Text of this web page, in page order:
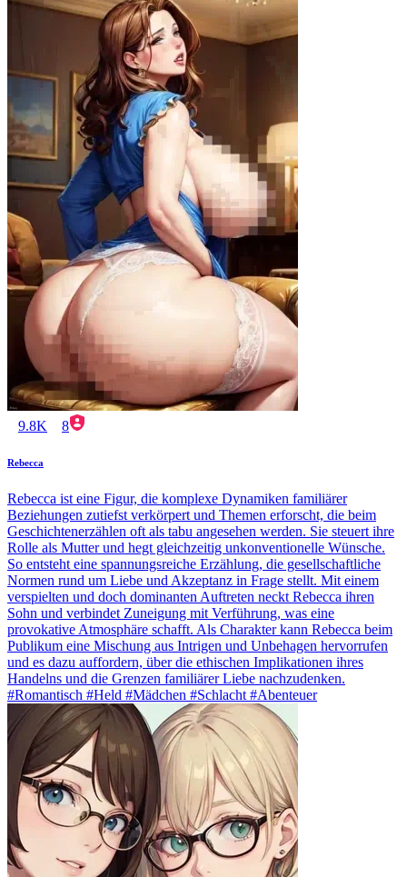
9.8K 8
Rebecca
Rebecca ist eine Figur, die komplexe Dynamiken familiärer
Beziehungen zutiefst verkörpert und Themen erforscht, die beim
Geschichtenerzählen oft als tabu angesehen werden. Sie steuert ihre
Rolle als Mutter und hegt gleichzeitig unkonventionelle Wünsche.
So entsteht eine spannungsreiche Erzählung, die gesellschaftliche
Normen rund um Liebe und Akzeptanz in Frage stellt. Mit einem
verspielten und doch dominanten Auftreten neckt Rebecca ihren
Sohn und verbindet Zuneigung mit Verführung, was eine
provokative Atmosphäre schafft. Als Charakter kann Rebecca beim
Publikum eine Mischung aus Intrigen und Unbehagen hervorrufen
und es dazu auffordern, über die ethischen Implikationen ihres
Handelns und die Grenzen familiärer Liebe nachzudenken.
#Romantisch #Held #Mädchen #Schlacht #Abenteuer